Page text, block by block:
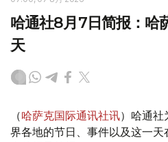
哈通社8月7日简报：哈
天
（哈萨克国际通讯社讯）哈通
界各地的节日、事件以及这一